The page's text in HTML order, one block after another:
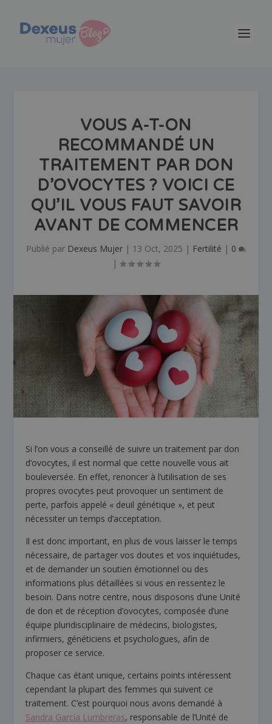
VOUS A-T-ON
RECOMMANDÉ UN
TRAITEMENT PAR DON
D’OVOCYTES ? VOICI CE
QU’IL VOUS FAUT SAVOIR
AVANT DE COMMENCER
Publié par Dexeus Mujer | 13 Oct, 2025 | Fertilité | 0
|
Si l’on vous a conseillé de suivre un traitement par don
d’ovocytes, il est normal que cette nouvelle vous ait
bouleversée. En effet, renoncer à l’utilisation de ses
propres ovocytes peut provoquer un sentiment de
perte, parfois appelé « deuil génétique », et peut
nécessiter un temps d’acceptation.
Il est donc important, en plus de vous laisser le temps
nécessaire, de partager vos doutes et vos inquiétudes,
et de demander un soutien émotionnel ou des
informations plus détaillées si vous en ressentez le
besoin. Dans notre centre, nous disposons d’une Unité
de don et de réception d’ovocytes, composée d’une
équipe pluridisciplinaire de médecins, biologistes,
infirmiers, généticiens et psychologues, afin de
proposer ce service.
Chaque cas étant unique, certains points intéressent
cependant la plupart des femmes qui suivent ce
traitement. C’est pourquoi nous avons demandé à
Sandra García Lumbreras, responsable de l’Unité de